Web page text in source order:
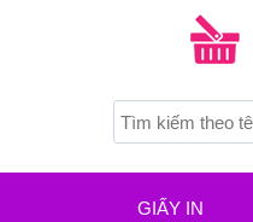
GIẤY IN